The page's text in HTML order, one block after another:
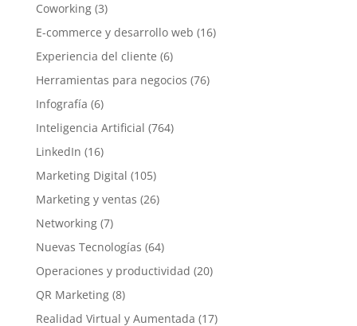
Coworking(3)
E-commerce y desarrollo web (16)
Experiencia del cliente (6)
Herramientas para negocios (76)
Infografía (6)
Inteligencia Artificial (764)
LinkedIn (16)
Marketing Digital (105)
Marketing y ventas (26)
Networking(7)
Nuevas Tecnologías (64)
Operaciones y productividad (20)
QR Marketing(8)
Realidad Virtual y Aumentada (17)